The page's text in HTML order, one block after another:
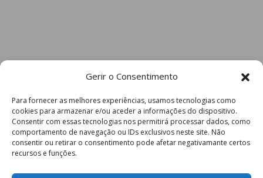
Gerir o Consentimento
Para fornecer as melhores experiências, usamos tecnologias como
cookies para armazenar e/ou aceder a informações do dispositivo.
Consentir com essas tecnologias nos permitirá processar dados, como
comportamento de navegação ou IDs exclusivos neste site. Não
consentir ou retirar o consentimento pode afetar negativamante certos
recursos e funções.